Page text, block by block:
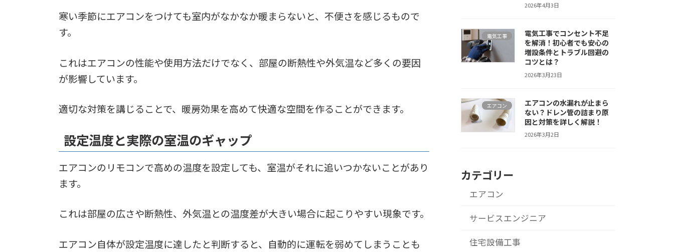
寒い季節にエアコンをつけても室内がなかなか暖まらないと、不便さを感じるもので
す。
これはエアコンの性能や使用方法だけでなく、部屋の断熱性や外気温など多くの要因
が影響しています。
適切な対策を講じることで、暖房効果を高めて快適な空間を作ることができます。
設定温度と実際の室温のギャップ
エアコンのリモコンで高めの温度を設定しても、室温がそれに追いつかないことがあり
ます。
これは部屋の広さや断熱性、外気温との温度差が大きい場合に起こりやすい現象です。
エアコン自体が設定温度に達したと判断すると、自動的に運転を弱めてしまうことも
2026年4月3日
電気工事
電気工事でコンセント不足
を解消！初心者でも安心の
増設条件とトラブル回避の
コツとは？
2026年3月23日
エアコン
エアコンの水漏れが止まら
ない？ドレン管の詰まり原
因と対策を詳しく解説！
2026年3月2日
カテゴリー
エアコン
サービスエンジニア
住宅設備工事